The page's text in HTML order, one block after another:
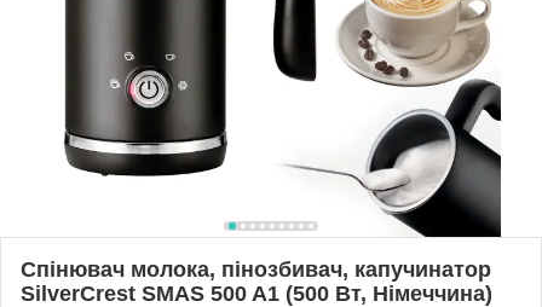
Спінювач молока, пінозбивач, капучинатор
SilverCrest SMAS 500 A1 (500 Вт, Німеччина)